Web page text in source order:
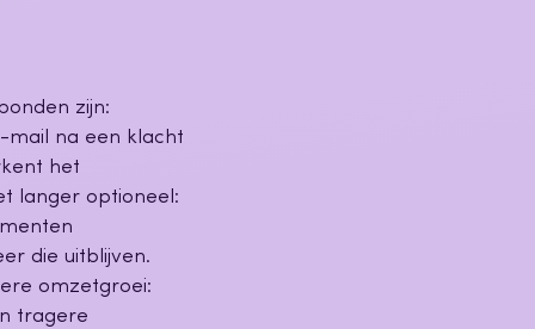
zijn:
mail na een klacht
het
langer optioneel:
die uitblijven.
omzetgroei:
tragere